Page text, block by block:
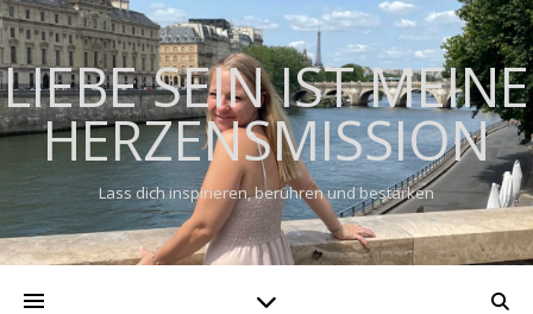
LIEBE SEIN IST MEINE
HERZENSMISSION
Lass dich inspirieren, berühren und bestärken